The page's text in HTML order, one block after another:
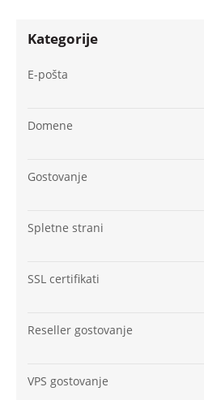
Kategorije
E-pošta
Domene
Gostovanje
Spletne strani
SSL certifikati
Reseller gostovanje
VPS gostovanje